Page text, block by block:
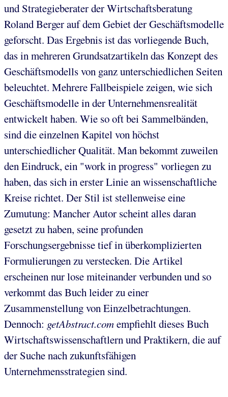
und Strategieberater der Wirtschaftsberatung
Roland Berger auf dem Gebiet der Geschäftsmodelle
geforscht. Das Ergebnis ist das vorliegende Buch,
das in mehreren Grundsatzartikeln das Konzept des
Geschäftsmodells von ganz unterschiedlichen Seiten
beleuchtet. Mehrere Fallbeispiele zeigen, wie sich
Geschäftsmodelle in der Unternehmensrealität
entwickelt haben. Wie so oft bei Sammelbänden,
sind die einzelnen Kapitel von höchst
unterschiedlicher Qualität. Man bekommt zuweilen
den Eindruck, ein "work in progress" vorliegen zu
haben, das sich in erster Linie an wissenschaftliche
Kreise richtet. Der Stil ist stellenweise eine
Zumutung: Mancher Autor scheint alles daran
gesetzt zu haben, seine profunden
Forschungsergebnisse tief in überkomplizierten
Formulierungen zu verstecken. Die Artikel
erscheinen nur lose miteinander verbunden und so
verkommt das Buch leider zu einer
Zusammenstellung von Einzelbetrachtungen.
Dennoch: getAbstract.comempfiehlt dieses Buch
Wirtschaftswissenschaftlern und Praktikern, die auf
der Suche nach zukunftsfähigen
Unternehmensstrategien sind.